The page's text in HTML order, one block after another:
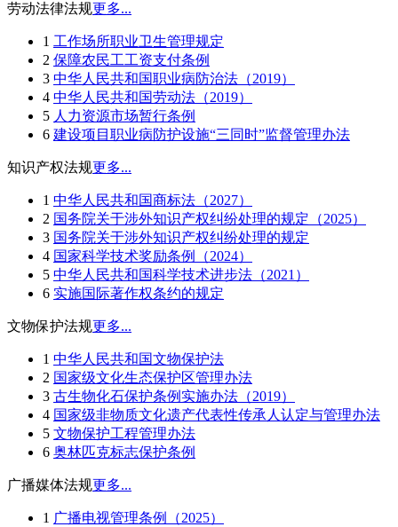
劳动法律法规更多...
1 工作场所职业卫生管理规定
2 保障农民工工资支付条例
3 中华人民共和国职业病防治法（2019）
4 中华人民共和国劳动法（2019）
5 人力资源市场暂行条例
6 建设项目职业病防护设施“三同时”监督管理办法
知识产权法规更多...
1 中华人民共和国商标法（2027）
2 国务院关于涉外知识产权纠纷处理的规定（2025）
3 国务院关于涉外知识产权纠纷处理的规定
4 国家科学技术奖励条例（2024）
5 中华人民共和国科学技术进步法（2021）
6 实施国际著作权条约的规定
文物保护法规更多...
1 中华人民共和国文物保护法
2 国家级文化生态保护区管理办法
3 古生物化石保护条例实施办法（2019）
4 国家级非物质文化遗产代表性传承人认定与管理办法
5 文物保护工程管理办法
6 奥林匹克标志保护条例
广播媒体法规更多...
1 广播电视管理条例（2025）